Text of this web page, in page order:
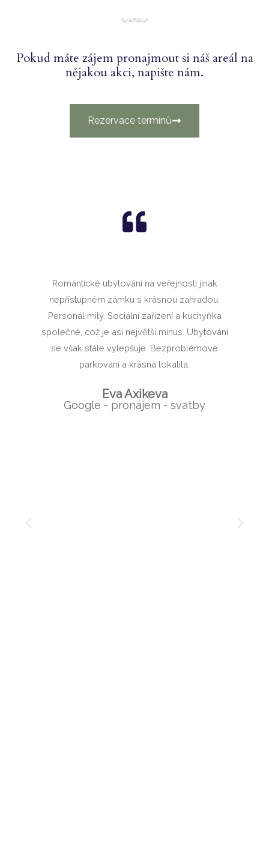
Pokud máte zájem pronajmout si náš areál na
nějakou akci, napište nám.
Rezervace termínů
Romantické ubytování na veřejnosti jinak
nepřístupném zámku s krásnou zahradou.
Personál milý. Sociální zařízení a kuchyňka
společné, což je asi největší mínus. Ubytování
se však stále vylepšuje. Bezproblémové
parkování a krásná lokalita.
Eva Axikeva
Google - pronájem - svatby